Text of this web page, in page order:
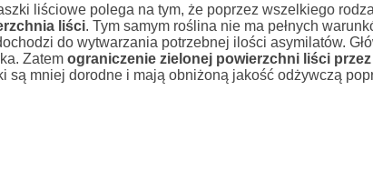
liściowe polega na tym, że poprzez wszelkiego
liści. Tym samym roślina nie ma pełnych
do wytwarzania potrzebnej ilości asymilatów.
Zatem ograniczenie zielonej powierzchni liści przez
są mniej dorodne i mają obniżoną jakość odżywczą